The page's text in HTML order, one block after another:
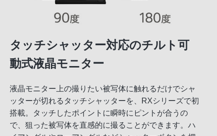
タッチシャッター対応のチルト可
動式液晶モニター
液晶モニター上の撮りたい被写体に触れるだけでシャ
ッターが切れるタッチシャッターを、RXシリーズで初
搭載。タッチしたポイントに瞬時にピントが合うの
で、狙った被写体を直感的に撮ることができます。ハ